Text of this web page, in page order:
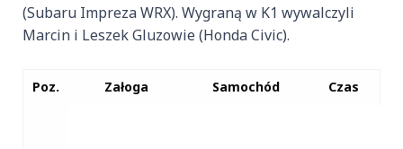
(Subaru Impreza WRX). Wygraną w K1 wywalczyli
Marcin i Leszek Gluzowie (Honda Civic).
Poz. Załoga Samochód Czas